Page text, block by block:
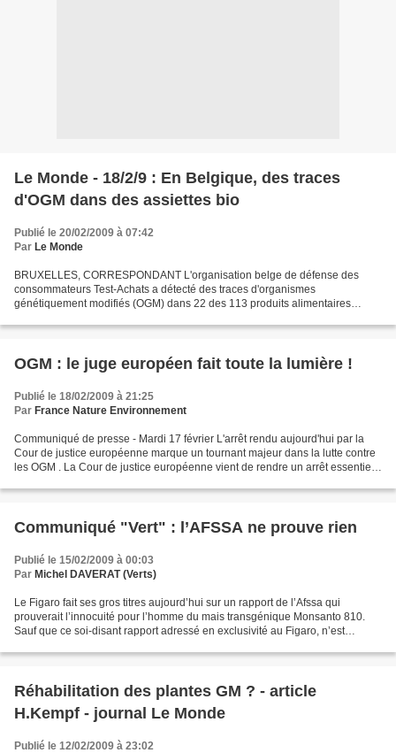
Le Monde - 18/2/9 : En Belgique, des traces
d'OGM dans des assiettes bio
Publié le 20/02/2009 à 07:42
Par Le Monde
BRUXELLES, CORRESPONDANT L'organisation belge de défense des
consommateurs Test-Achats a détecté des traces d'organismes
génétiquement modifiés (OGM) dans 22 des 113 produits alimentaires
OGM : le juge européen fait toute la lumière !
Publié le 18/02/2009 à 21:25
Par France Nature Environnement
Communiqué de presse - Mardi 17 février L'arrêt rendu aujourd'hui par la
Cour de justice européenne marque un tournant majeur dans la lutte contre
les OGM . La Cour de justice européenne vient de rendre un arrêt essentiel
Communiqué "Vert" : l’AFSSA ne prouve rien
Publié le 15/02/2009 à 00:03
Par Michel DAVERAT (Verts)
Le Figaro fait ses gros titres aujourd’hui sur un rapport de l’Afssa qui
prouverait l’innocuité pour l’homme du mais transgénique Monsanto 810.
Sauf que ce soi-disant rapport adressé en exclusivité au Figaro, n’est
Réhabilitation des plantes GM ? - article
H.Kempf - journal Le Monde
Publié le 12/02/2009 à 23:02